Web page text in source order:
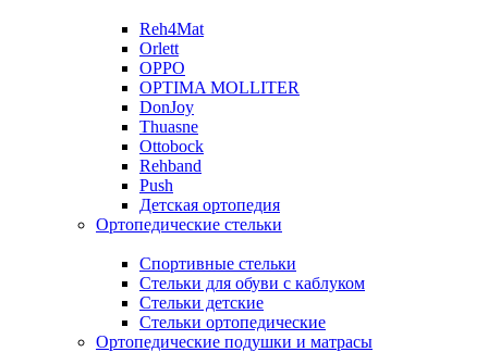
Reh4Mat
Orlett
OPPO
OPTIMA MOLLITER
DonJoy
Thuasne
Ottobock
Rehband
Push
Детская ортопедия
Ортопедические стельки
Спортивные стельки
Стельки для обуви с каблуком
Стельки детские
Стельки ортопедические
Ортопедические подушки и матрасы